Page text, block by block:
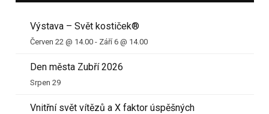
Výstava – Svět kostiček®
Červen 22 @ 14.00 - Září 6 @ 14.00
Den města Zubří 2026
Srpen 29
Vnitřní svět vítězů a X faktor úspěšných